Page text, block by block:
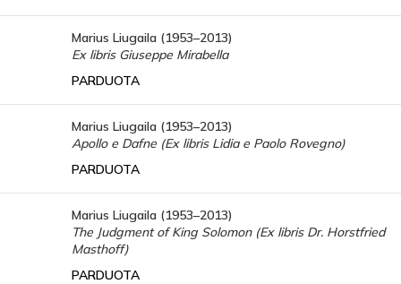
Marius Liugaila (1953–2013)
Ex libris Giuseppe Mirabella
PARDUOTA
Marius Liugaila (1953–2013)
Apollo e Dafne (Ex libris Lidia e Paolo Rovegno)
PARDUOTA
Marius Liugaila (1953–2013)
The Judgment of King Solomon (Ex libris Dr. Horstfried
Masthoff)
PARDUOTA